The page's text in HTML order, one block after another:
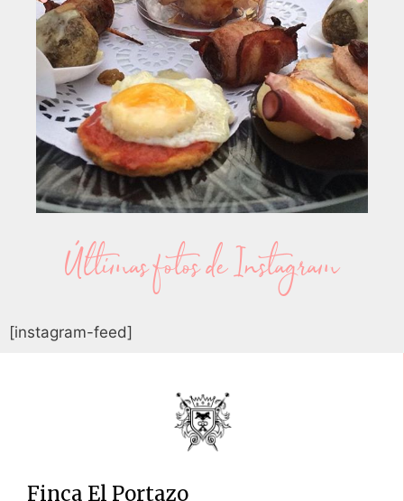
Tapas al centro
Últimas fotos de Instagram
[instagram-feed]
Finca El Portazo